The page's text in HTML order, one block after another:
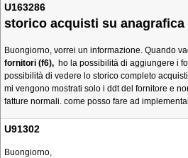
U163286
storico acquisti su
Buongiorno, vorrei un informazione. Quando
fornitori (f6), ho la possibilità di aggiungere i
possibilità di vedere lo storico completo
mi vengono mostrati solo i ddt del fornitore e
fatture normali. come posso fare ad
U91302
Buongiorno,